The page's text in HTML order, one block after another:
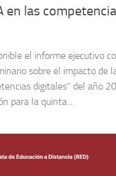
en las
el informe ejecutivo
sobre el impacto de
digitales” del año
para la quinta...